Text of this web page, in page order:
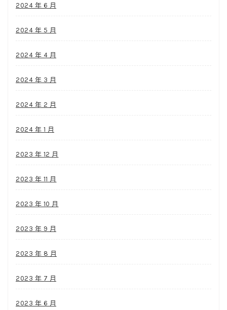
2024 年 6 月
2024 年 5 月
2024 年 4 月
2024 年 3 月
2024 年 2 月
2024 年 1 月
2023 年 12 月
2023 年 11 月
2023 年 10 月
2023 年 9 月
2023 年 8 月
2023 年 7 月
2023 年 6 月